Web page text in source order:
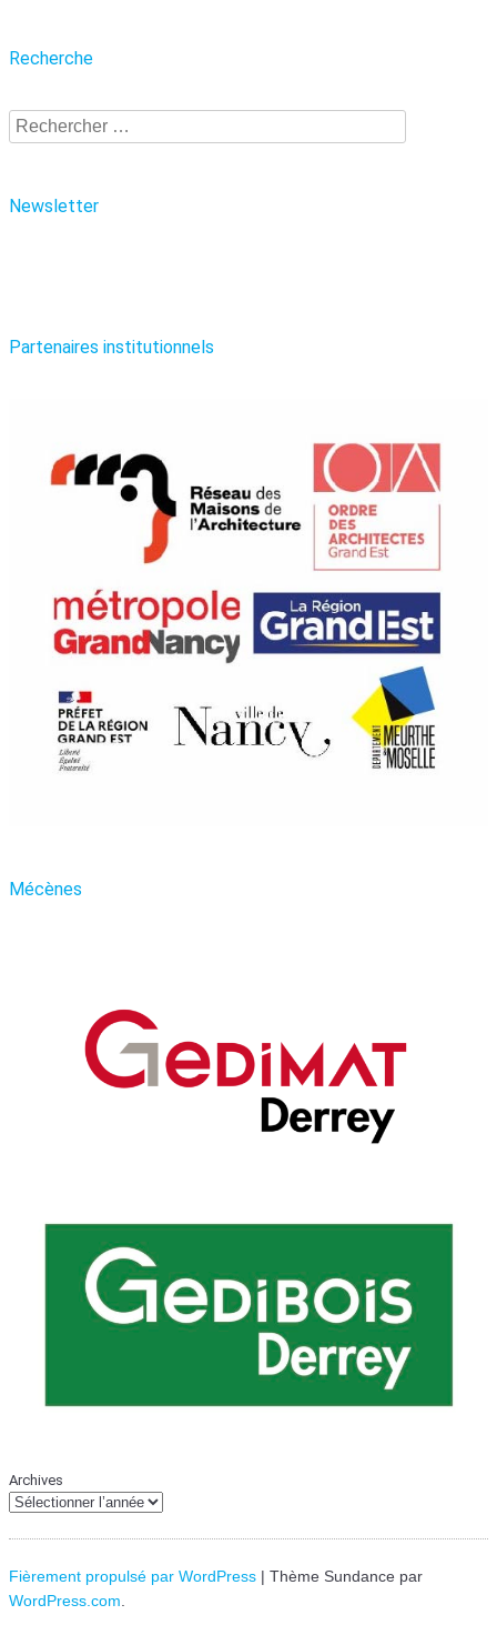
Recherche
Recherche
Newsletter
Partenaires institutionnels
Mécènes
Archives
Fièrement propulsé par WordPress | Thème Sundance par
WordPress.com